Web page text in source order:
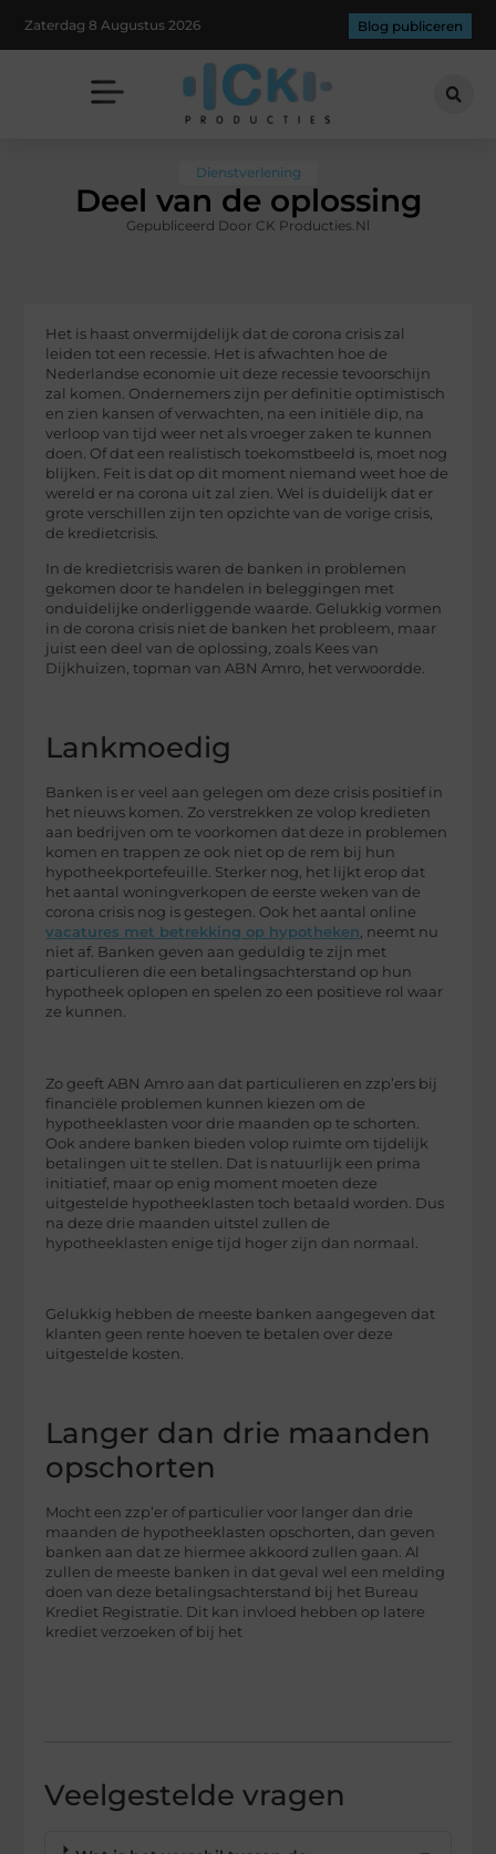
Zaterdag 8 Augustus 2026 Blog publiceren
Dienstverlening
Deel van de oplossing
Gepubliceerd Door CK Producties.nl
Het is haast onvermijdelijk dat de corona crisis zal
leiden tot een recessie. Het is afwachten hoe de
Nederlandse economie uit deze recessie tevoorschijn
zal komen. Ondernemers zijn per definitie optimistisch
en zien kansen of verwachten, na een initiële dip, na
verloop van tijd weer net als vroeger zaken te kunnen
doen. Of dat een realistisch toekomstbeeld is, moet nog
blijken. Feit is dat op dit moment niemand weet hoe de
wereld er na corona uit zal zien. Wel is duidelijk dat er
grote verschillen zijn ten opzichte van de vorige crisis,
de kredietcrisis.
In de kredietcrisis waren de banken in problemen
gekomen door te handelen in beleggingen met
onduidelijke onderliggende waarde. Gelukkig vormen
in de corona crisis niet de banken het probleem, maar
juist een deel van de oplossing, zoals Kees van
Dijkhuizen, topman van ABN Amro, het verwoordde.
Lankmoedig
Banken is er veel aan gelegen om deze crisis positief in
het nieuws komen. Zo verstrekken ze volop kredieten
aan bedrijven om te voorkomen dat deze in problemen
komen en trappen ze ook niet op de rem bij hun
hypotheekportefeuille. Sterker nog, het lijkt erop dat
het aantal woningverkopen de eerste weken van de
corona crisis nog is gestegen. Ook het aantal online
vacatures met betrekking op hypotheken , neemt nu
niet af. Banken geven aan geduldig te zijn met
particulieren die een betalingsachterstand op hun
hypotheek oplopen en spelen zo een positieve rol waar
ze kunnen.
Zo geeft ABN Amro aan dat particulieren en zzp’ers bij
financiële problemen kunnen kiezen om de
hypotheeklasten voor drie maanden op te schorten.
Ook andere banken bieden volop ruimte om tijdelijk
betalingen uit te stellen. Dat is natuurlijk een prima
initiatief, maar op enig moment moeten deze
uitgestelde hypotheeklasten toch betaald worden. Dus
na deze drie maanden uitstel zullen de
hypotheeklasten enige tijd hoger zijn dan normaal.
Gelukkig hebben de meeste banken aangegeven dat
klanten geen rente hoeven te betalen over deze
uitgestelde kosten.
Langer dan drie maanden
opschorten
Mocht een zzp’er of particulier voor langer dan drie
maanden de hypotheeklasten opschorten, dan geven
banken aan dat ze hiermee akkoord zullen gaan. Al
zullen de meeste banken in dat geval wel een melding
doen van deze betalingsachterstand bij het Bureau
Krediet Registratie. Dit kan invloed hebben op latere
krediet verzoeken of bij het
Veelgestelde vragen